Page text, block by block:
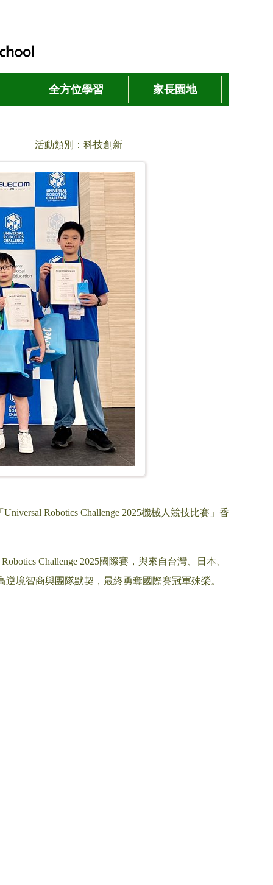
全方位學習 家長園地
活動類別：科技創新
Robotics Challenge 2025機械人競技比賽」香
Challenge 2025國際賽，與來自台灣、日本、
境智商與團隊默契，最終勇奪國際賽冠軍殊榮。